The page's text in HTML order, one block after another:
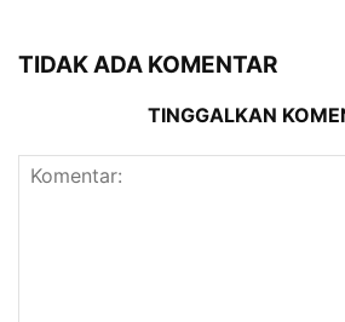
TIDAK ADA KOMENTAR
TINGGALKAN